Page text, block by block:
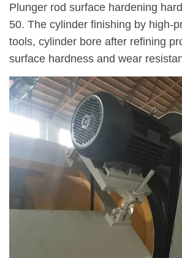
Plunger rod surface hardening
50. The cylinder finishing by high-
tools, cylinder bore after refining
surface hardness and wear